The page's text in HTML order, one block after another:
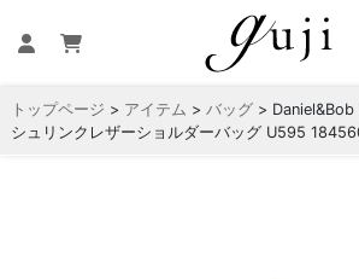
トップページ > アイテム > バッグ> Daniel&Bob
シュリンクレザーショルダーバッグ U595